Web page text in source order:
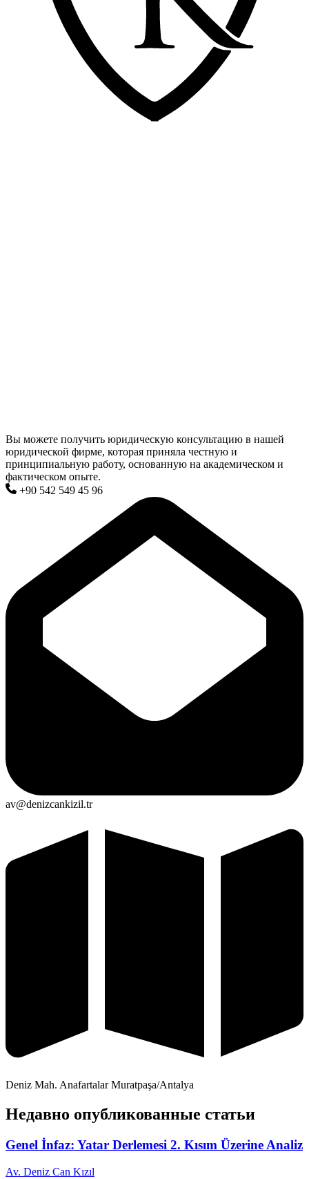
Вы можете получить юридическую консультацию в нашей
юридической фирме, которая приняла честную и
принципиальную работу, основанную на академическом и
фактическом опыте.
+90 542 549 45 96
av@denizcankizil.tr
Deniz Mah. Anafartalar Muratpaşa/Antalya
Недавно опубликованные статьи
Genel İnfaz: Yatar Derlemesi 2. Kısım Üzerine Analiz
Av. Deniz Can Kızıl